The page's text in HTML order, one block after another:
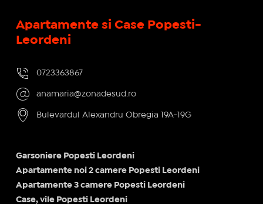
Apartamente si Case Popesti-
Leordeni
0723363867
anamaria@zonadesud.ro
Bulevardul Alexandru Obregia 19A-19G
Garsoniere Popesti Leordeni
Apartamente noi 2 camere Popesti Leordeni
Apartamente 3 camere Popesti Leordeni
Case, vile Popesti Leordeni